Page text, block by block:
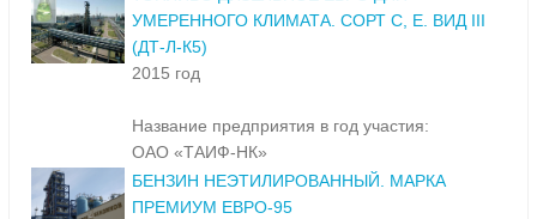
УМЕРЕННОГО КЛИМАТА. СОРТ С, Е. ВИД III
(ДТ-Л-К5)
2015 год
Название предприятия в год участия:
ОАО «ТАИФ-НК»
БЕНЗИН НЕЭТИЛИРОВАННЫЙ. МАРКА
ПРЕМИУМ ЕВРО-95